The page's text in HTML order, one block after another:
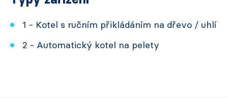
1 - Kotel s ručním přikládáním na dřevo / uhlí
2 - Automatický kotel na pelety